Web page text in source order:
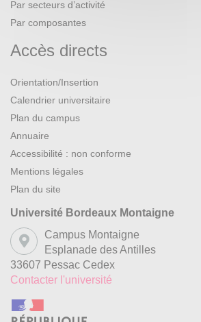
Par secteurs d’activité
Par composantes
Accès directs
Orientation/Insertion
Calendrier universitaire
Plan du campus
Annuaire
Accessibilité : non conforme
Mentions légales
Plan du site
Université Bordeaux Montaigne
Campus Montaigne
Esplanade des Antilles
33607 Pessac Cedex
Contacter l'université